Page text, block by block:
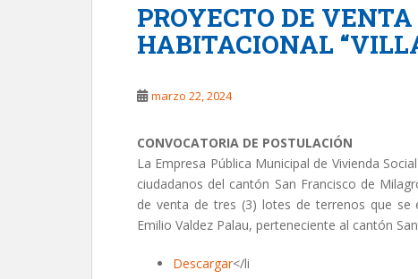
PROYECTO DE
HABITACIONAL
marzo 22, 2024
CONVOCATORIA DE POSTULACIÓN
La Empresa Pública Municipal de Vivienda
ciudadanos del cantón San Francisco de
de venta de tres (3) lotes de terrenos que se
Emilio Valdez Palau, perteneciente al cantón
Descargar</li